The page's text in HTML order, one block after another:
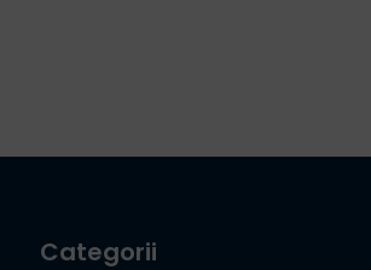
Categorii